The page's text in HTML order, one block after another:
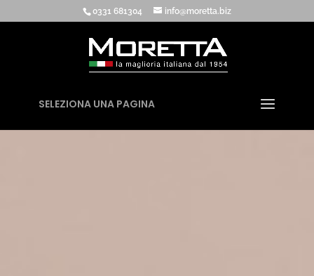
0331 681304 info@moretta.biz
SELEZIONA UNA PAGINA